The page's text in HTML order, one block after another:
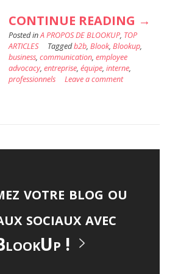
CONTINUE READING «
VOTRE
→
Posted inA PROPOS DE BLOOKUP, TOP
ARTICLES
Taggedb2b, Blook, Blookup,
business, communication, employee
advocacy, entreprise, équipe, interne,
professionnels
Leave a comment
votre blog ou
sociaux avec
!